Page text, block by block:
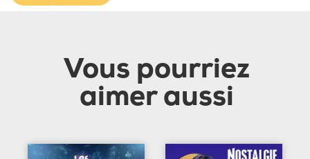
Vous pourriez
aimer aussi